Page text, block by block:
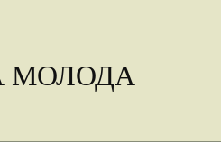
МОЛОДА